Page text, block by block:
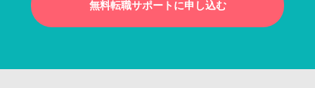
無料転職サポートに申し込む